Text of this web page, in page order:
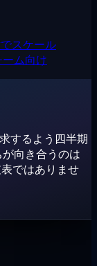
スケール
ム向け
するよう四半期
向き合うのは
ではありませ